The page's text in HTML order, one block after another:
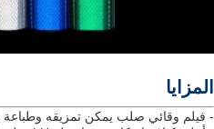
المزايا
- فيلم وقائي صلب يمكن تمزيقه